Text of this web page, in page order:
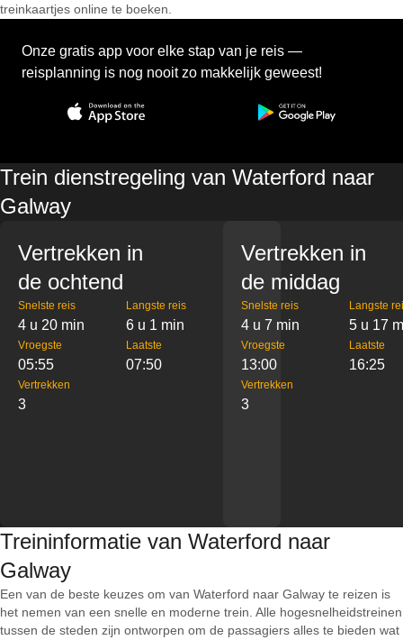
treinkaartjes online te boeken.
Onze gratis app voor elke stap van je reis —
reisplanning is nog nooit zo makkelijk geweest!
Trein dienstregeling van Waterford naar
Galway
Vertrekken in
de ochtend
Snelste reis
4 u 20 min
Langste reis
6 u 1 min
Vroegste
05:55
Laatste
07:50
Vertrekken
3
Vertrekken in
de middag
Snelste reis
4 u 7 min
Langste
5 u 17
Vroegste
13:00
Laatste
16:25
Vertrekken
3
Treininformatie van Waterford naar
Galway
Een van de beste keuzes om van Waterford naar Galway te reizen is
het nemen van een snelle en moderne trein. Alle hogesnelheidstreinen
tussen de steden zijn ontworpen om de passagiers alles te bieden wat